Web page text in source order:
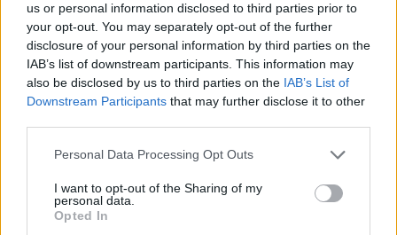
us or personal information disclosed to third parties prior to
your opt-out. You may separately opt-out of the further
disclosure of your personal information by third parties on the
IAB’s list of downstream participants. This information may
also be disclosed by us to third parties on the IAB’s List of
Downstream Participants that may further disclose it to other
Please note that this website/app uses one or more Google
not limited to your visit or usage behaviour. You may click to
grant or deny consent to Google and its third-party tags to
use your data for below specified purposes in below Google
Personal Data Processing Opt Outs
I want to opt-out of the Sharing of my
personal data.
Opted In
a társulat, jól érzem magam" - fogalmazott a
színművész, hozzátéve, boldoggá teszi, hogy számít
ráBalázs Péter igazgató.
Kedves szerepeit felidézve kiemelte: A tanítónő című
darabban az öreg Főurat játszotta Szolnokon, az
előadásnak nagy sikere volt, televíziós felvétel is
készült róla.